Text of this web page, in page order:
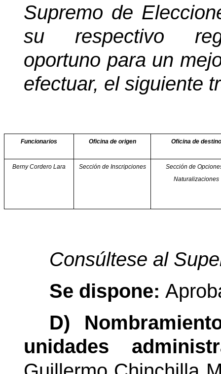
Supremo de
su respectivo
oportuno para un
efectuar, el siguiente
Funcionarios Oficina de origen Oficina de destino
Berny Cordero Lara Sección de Inscripciones
Sección de
Naturalizaciones
Consúltese al
Se dispone:
D)
unidades